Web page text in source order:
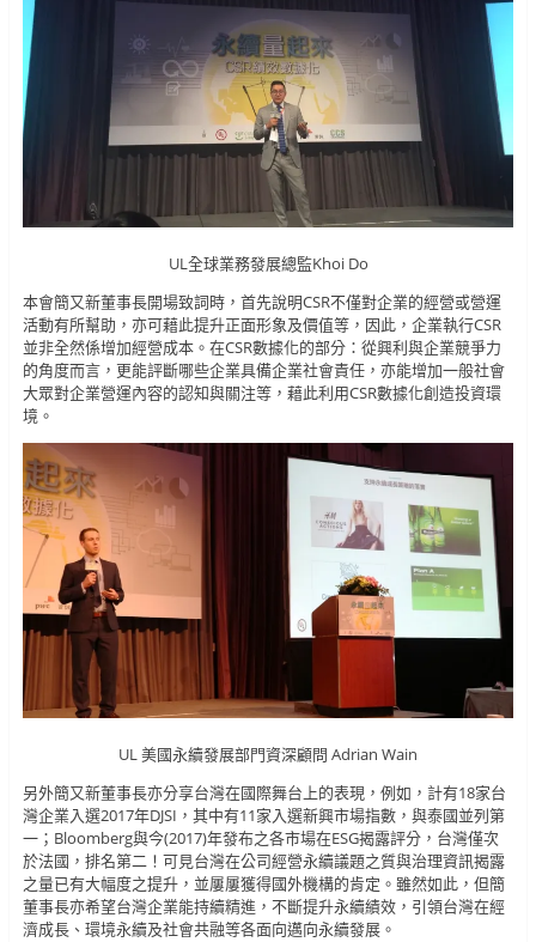
UL全球業務發展總監Khoi Do
本會簡又新董事長開場致詞時，首先說明CSR不僅對企業的經營或營運
活動有所幫助，亦可藉此提升正面形象及價值等，因此，企業執行CSR
並非全然係增加經營成本。在CSR數據化的部分：從興利與企業競爭力
的角度而言，更能評斷哪些企業具備企業社會責任，亦能增加一般社會
大眾對企業營運內容的認知與關注等，藉此利用CSR數據化創造投資環
境。
UL 美國永續發展部門資深顧問 Adrian Wain
另外簡又新董事長亦分享台灣在國際舞台上的表現，例如，計有18家台
灣企業入選2017年DJSI，其中有11家入選新興市場指數，與泰國並列第
一；Bloomberg與今(2017)年發布之各市場在ESG揭露評分，台灣僅次
於法國，排名第二！可見台灣在公司經營永續議題之質與治理資訊揭露
之量已有大幅度之提升，並屢屢獲得國外機構的肯定。雖然如此，但簡
董事長亦希望台灣企業能持續精進，不斷提升永續績效，引領台灣在經
濟成長、環境永續及社會共融等各面向邁向永續發展。